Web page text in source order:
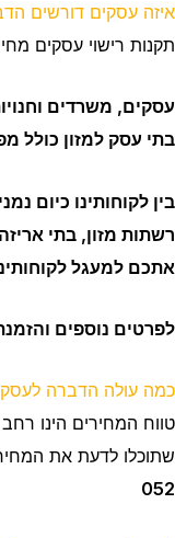
איזה עסקים דורשים
תקנות רישוי עסקים
עסקים, משרדים
בתי עסק למזון כולל
בין לקוחותינו כיום
רשתות מזון, בתי
אתכם למעגל
לפרטים נוספים
כמה עולה הדברה
טווח המחירים הינו
שתוכלו לדעת את
052